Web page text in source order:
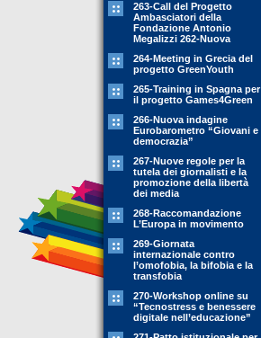
263-Call del Progetto
Ambasciatori della
Fondazione Antonio
Megalizzi 262-Nuova
264-Meeting in Grecia del
progetto GreenYouth
265-Training in Spagna per
il progetto Games4Green
266-Nuova indagine
Eurobarometro “Giovani e
democrazia”
267-Nuove regole per la
tutela dei giornalisti e la
promozione della libertà
dei media
268-Raccomandazione
L’Europa in movimento
269-Giornata
internazionale contro
l’omofobia, la bifobia e la
transfobia
270-Workshop online su
“Tecnostress e benessere
digitale nell’educazione”